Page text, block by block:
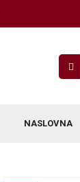
NASLOVNA